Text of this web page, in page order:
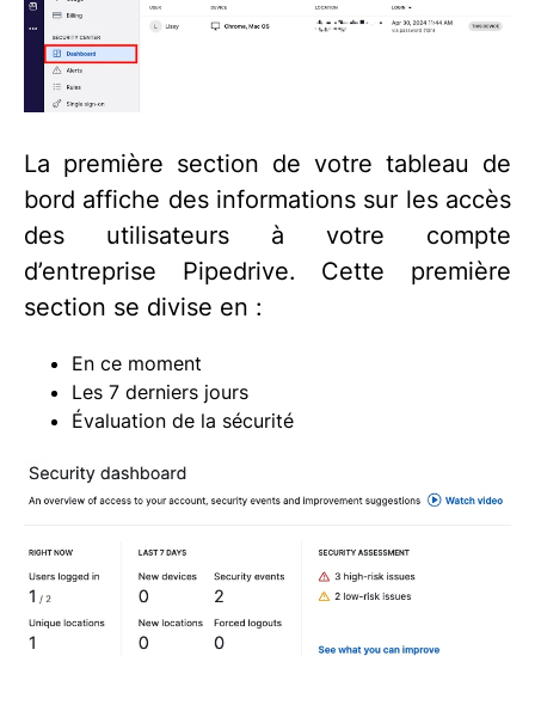
La première section de votre tableau de
bord affiche des informations sur les accès
des utilisateurs à votre compte
d’entreprise Pipedrive. Cette première
section se divise en :
En ce moment
Les 7 derniers jours
Évaluation de la sécurité